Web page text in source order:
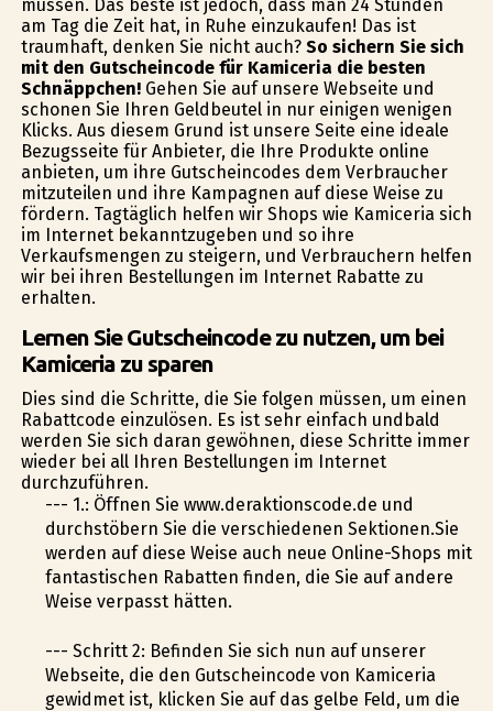
müssen. Das beste ist jedoch, dass man 24 Stunden
am Tag die Zeit hat, in Ruhe einzukaufen! Das ist
traumhaft, denken Sie nicht auch? So sichern Sie sich
mit den Gutscheincode für Kamiceria die besten
Schnäppchen!Gehen Sie auf unsere Webseite und
schonen Sie Ihren Geldbeutel in nur einigen wenigen
Klicks. Aus diesem Grund ist unsere Seite eine ideale
Bezugsseite für Anbieter, die Ihre Produkte online
anbieten, um ihre Gutscheincodes dem Verbraucher
mitzuteilen und ihre Kampagnen auf diese Weise zu
fördern. Tagtäglich helfen wir Shops wie Kamiceria sich
im Internet bekanntzugeben und so ihre
Verkaufsmengen zu steigern, und Verbrauchern helfen
wir bei ihren Bestellungen im Internet Rabatte zu
erhalten.
Lernen Sie Gutscheincode zu nutzen, um bei
Kamiceria zu sparen
Dies sind die Schritte, die Sie folgen müssen, um einen
Rabattcode einzulösen. Es ist sehr einfach undbald
werden Sie sich daran gewöhnen, diese Schritte immer
wieder bei all Ihren Bestellungen im Internet
durchzuführen.
--- 1.: Öffnen Sie www.deraktionscode.de und
durchstöbern Sie die verschiedenen Sektionen.Sie
werden auf diese Weise auch neue Online-Shops mit
fantastischen Rabatten finden, die Sie auf andere
Weise verpasst hätten.
--- Schritt 2: Befinden Sie sich nun auf unserer
Webseite, die den Gutscheincode von Kamiceria
gewidmet ist, klicken Sie auf das gelbe Feld, um die